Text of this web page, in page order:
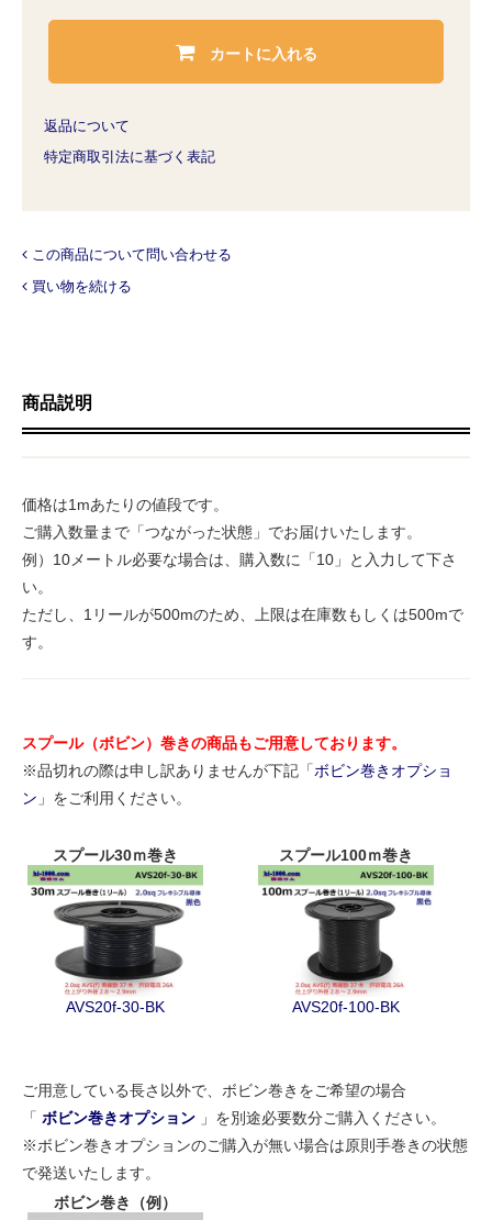
カートに入れる
返品について
特定商取引法に基づく表記
この商品について問い合わせる
買い物を続ける
商品説明
価格は1mあたりの値段です。
ご購入数量まで「つながった状態」でお届けいたします。
例）10メートル必要な場合は、購入数に「10」と入力して下さ
い。
ただし、1リールが500mのため、上限は在庫数もしくは500mで
す。
スプール（ボビン）巻きの商品もご用意しております。
※品切れの際は申し訳ありませんが下記「ボビン巻きオプショ
ン 」をご利用ください。
スプール30ｍ巻き
AVS20f-30-BK
スプール100ｍ巻き
AVS20f-100-BK
ご用意している長さ以外で、ボビン巻きをご希望の場合
「 ボビン巻きオプション 」を別途必要数分ご購入ください。
※ボビン巻きオプションのご購入が無い場合は原則手巻きの状態
で発送いたします。
ボビン巻き（例）